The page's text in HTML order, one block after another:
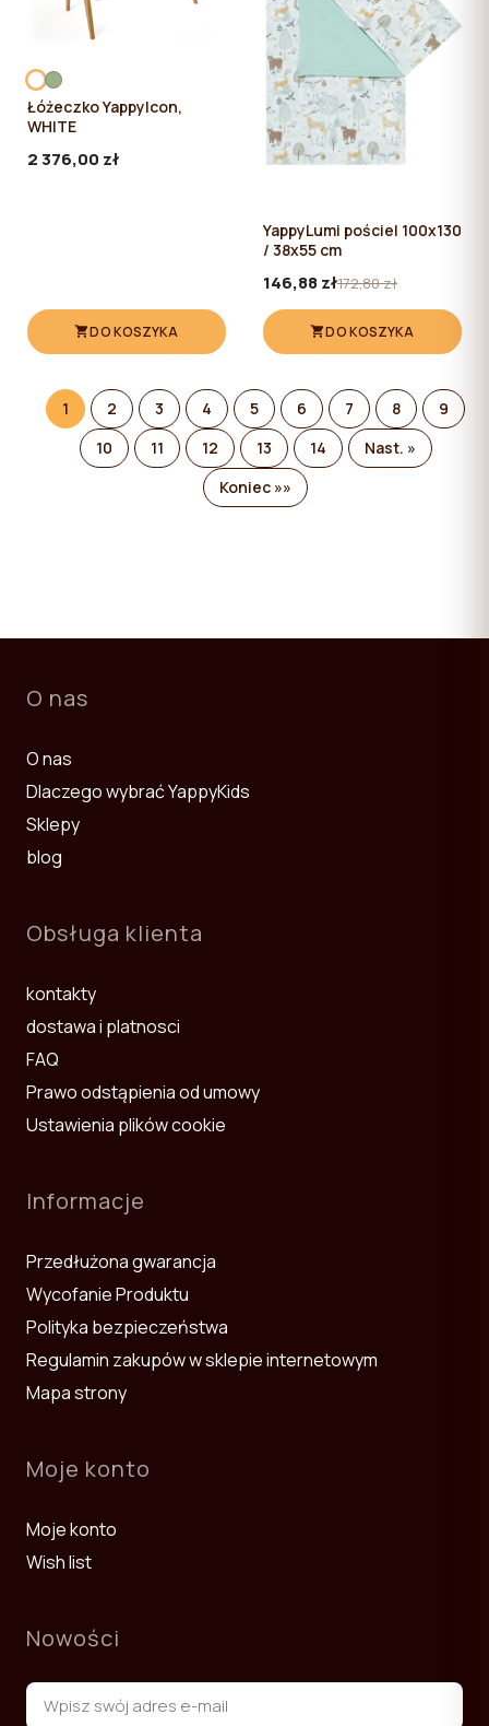
Łóżeczko YappyIcon,
WHITE
2 376,00 zł
DO KOSZYKA
YappyLumi pościel 100x130
/ 38x55 cm
146,88 zł172,80 zł
DO KOSZYKA
1 2 3 4 5 6 7 8
9
10
11 12 13 14
Nast. »
Koniec »»
O nas
О nas
Dlaczego wybrać YappyKids
Sklepy
blog
Obsługa klienta
kontakty
dostawa i platnosci
FAQ
Prawo odstąpienia od umowy
Ustawienia plików cookie
Informacje
Przedłużona gwarancja
Wycofanie Produktu
Polityka bezpieczeństwa
Regulamin zakupów w sklepie internetowym
Mapa strony
Moje konto
Moje konto
Wish list
Nowości